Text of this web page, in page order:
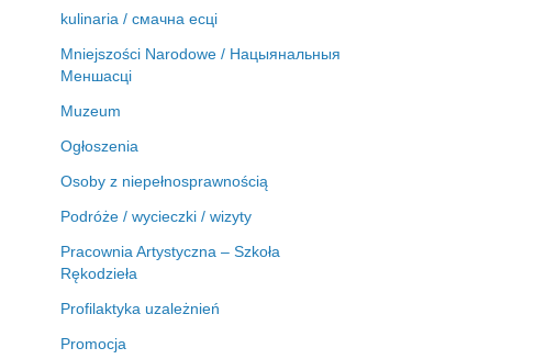
kulinaria / смачна есці
Mniejszości Narodowe / Нацыянальныя
Меншасці
Muzeum
Ogłoszenia
Osoby z niepełnosprawnością
Podróże / wycieczki / wizyty
Pracownia Artystyczna – Szkoła
Rękodzieła
Profilaktyka uzależnień
Promocja